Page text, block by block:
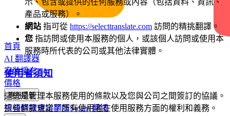
首頁
AI 翻譯器
安裝擴充
價格
應用場景
視頻翻譯會議翻譯Steam 翻譯
產品或服務）。
網站 指可從 https://selecttranslate.com 訪問的精挑翻譯。
您 指訪問或使用本服務的個人，或該個人訪問或使用本
服務時所代表的公司或其他法律實體。
使用者須知
這些是管理本服務使用的條款以及您與公司之間簽訂的協議。
這些條款規定了所有使用者在使用服務方面的權利和義務。